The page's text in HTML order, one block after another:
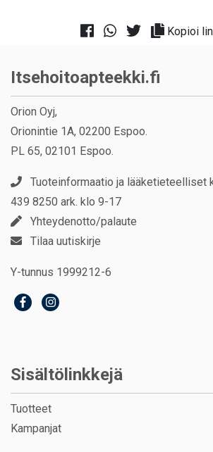
Kopioi
Itsehoitoapteekki.fi
Orion Oyj,
Orionintie 1A, 02200 Espoo.
PL 65, 02101 Espoo.
Tuoteinformaatio ja lääketieteelliset
439 8250 ark. klo 9-17
Yhteydenotto/palaute
Tilaa uutiskirje
Y-tunnus 1999212-6
Sisältölinkkejä
Tuotteet
Kampanjat